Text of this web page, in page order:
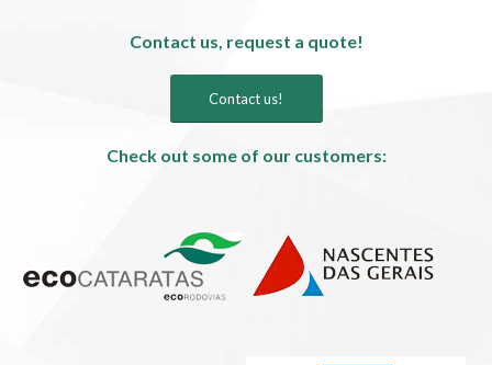
Contact us, request a quote!
Contact us!
Check out some of our customers: